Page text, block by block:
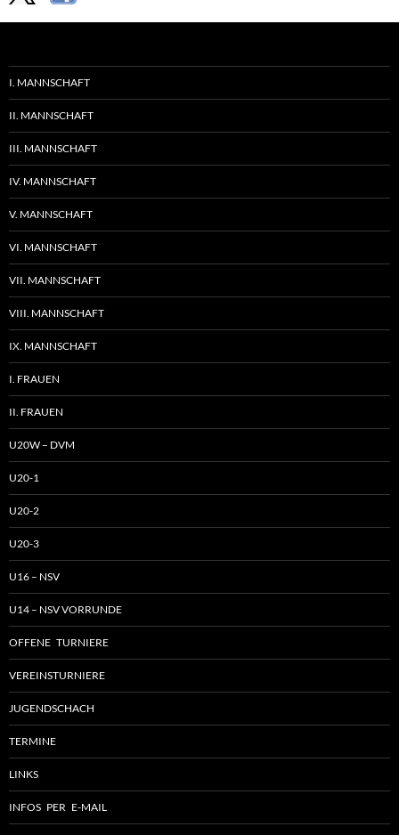
I. MANNSCHAFT
II. MANNSCHAFT
III. MANNSCHAFT
IV. MANNSCHAFT
V. MANNSCHAFT
VI. MANNSCHAFT
VII. MANNSCHAFT
VIII. MANNSCHAFT
IX. MANNSCHAFT
I. FRAUEN
II. FRAUEN
U20W – DVM
U20-1
U20-2
U20-3
U16 – NSV
U14 – NSV VORRUNDE
OFFENE TURNIERE
VEREINSTURNIERE
JUGENDSCHACH
TERMINE
LINKS
INFOS PER E-MAIL